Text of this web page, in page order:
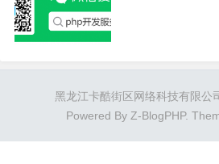
黑龙江卡酷街区网络科技有限公
Powered By Z-BlogPHP.